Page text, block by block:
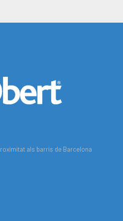
als barris de Barcelona